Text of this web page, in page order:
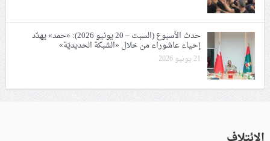
حدث الأسبوع (السبت – 20 يونيو 2026): «حمد» يهدّد
إحياء عاشوراء من خلال «الشبكة الحديديّة»
21 يونيو 2026